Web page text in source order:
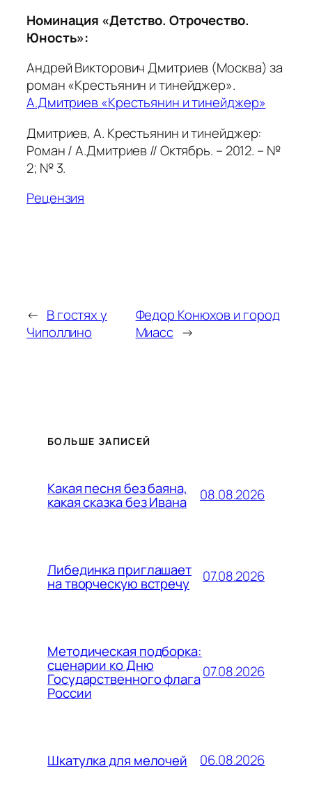
Номинация «Детство. Отрочество.
Юность»:
Андрей Викторович Дмитриев (Москва) за
роман «Крестьянин и тинейджер».
А.Дмитриев «Крестьянин и тинейджер»
Дмитриев, А. Крестьянин и тинейджер:
Роман / А.Дмитриев // Октябрь. – 2012. – №
2; № 3.
Рецензия
← В гостях у
Чиполлино
Федор Конюхов и город
Миасс →
БОЛЬШЕ ЗАПИСЕЙ
Какая песня без баяна,
какая сказка без Ивана 08.08.2026
Либединка приглашает
на творческую встречу 07.08.2026
Методическая подборка:
сценарии ко Дню
Государственного флага
России
07.08.2026
Шкатулка для мелочей 06.08.2026